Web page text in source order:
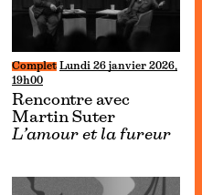
Complet
Lundi 26 janvier 2026,
19h00
Rencontre avec
Martin Suter
L’amour et la fureur